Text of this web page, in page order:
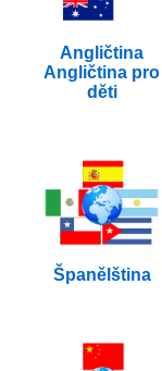
Angličtina
Angličtina pro
děti
Španělština